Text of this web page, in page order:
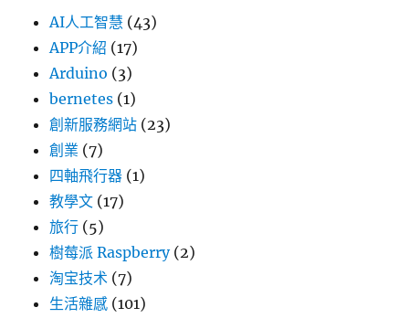
AI人工智慧 (43)
APP介紹 (17)
Arduino (3)
bernetes (1)
創新服務網站 (23)
創業 (7)
四軸飛行器 (1)
教學文 (17)
旅行 (5)
樹莓派 Raspberry(2)
淘宝技术 (7)
生活雜感 (101)